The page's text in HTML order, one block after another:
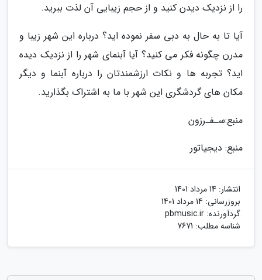
را از نزدیک دیدن کنید و از حجم زیبایی آن لذت ببرید.
آیا تا به حال به دبی سفر نموده اید؟ درباره این شهر زیبا و
مدرن چگونه فکر می کنید؟ آیا آبنمای شهر را از نزدیک دیده
اید؟ تجربه ها و نکات ارزشمندتان را درباره آبنما و دیگر
مکان های گردشگری این شهر با ما به اشتراک بگذارید.
منبع:سـفـرزون
منبع: دیجیاتور
انتشار: 14 مرداد 1401
بروزرسانی: 14 مرداد 1401
گردآورنده: pbmusic.ir
شناسه مطلب: 7671